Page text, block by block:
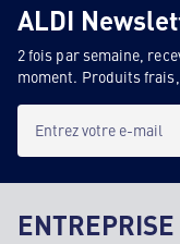
ALDI
2 fois par semaine,
moment. Produits
Entrez votre e-mail
ENTREPRISE